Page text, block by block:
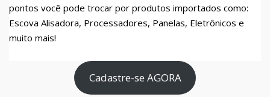
pontos você pode trocar por produtos importados como:
Escova Alisadora, Processadores, Panelas, Eletrônicos e
muito mais!
Cadastre-se AGORA